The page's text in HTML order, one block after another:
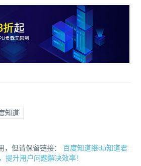
知道
，但请保留链接： 百度知道继du知道君
提升用户问题解决效率！